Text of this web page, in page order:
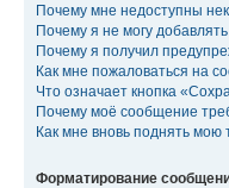
Почему мне недоступны
Почему я не могу
Почему я получил
Как мне пожаловаться на
Что означает кнопка
Почему моё сообщение
Как мне вновь поднять мою
Форматирование